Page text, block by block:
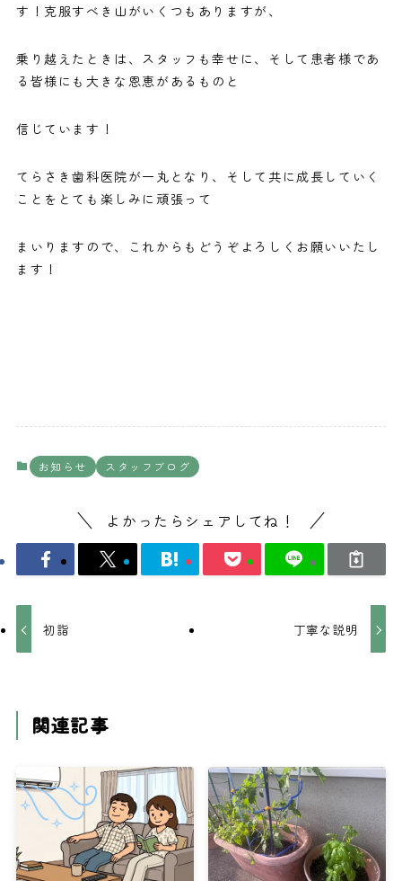
す！克服すべき山がいくつもありますが、
乗り越えたときは、スタッフも幸せに、そして患者様であ
る皆様にも大きな恩恵があるものと
信じています！
てらさき歯科医院が一丸となり、そして共に成長していく
ことをとても楽しみに頑張って
まいりますので、これからもどうぞよろしくお願いいたし
ます！
お知らせ スタッフブログ
よかったらシェアしてね！
初詣 丁寧な説明
関連記事